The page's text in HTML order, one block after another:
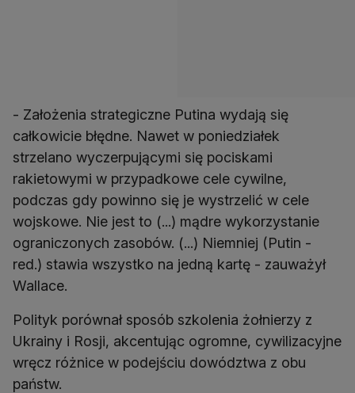
- Założenia strategiczne Putina wydają się
całkowicie błędne. Nawet w poniedziałek
strzelano wyczerpującymi się pociskami
rakietowymi w przypadkowe cele cywilne,
podczas gdy powinno się je wystrzelić w cele
wojskowe. Nie jest to (...) mądre wykorzystanie
ograniczonych zasobów. (...) Niemniej (Putin -
red.) stawia wszystko na jedną kartę - zauważył
Wallace.
Polityk porównał sposób szkolenia żołnierzy z
Ukrainy i Rosji, akcentując ogromne, cywilizacyjne
wręcz różnice w podejściu dowództwa z obu
państw.